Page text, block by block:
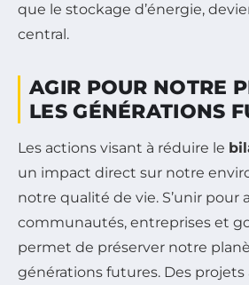
que le stockage d’énergie,
central.
AGIR POUR NOTRE
LES GÉNÉRATIONS
Les actions visant à réduire le
un impact direct sur notre
notre qualité de vie. S’unir pour
communautés, entreprises et
permet de préserver notre
générations futures. Des projets